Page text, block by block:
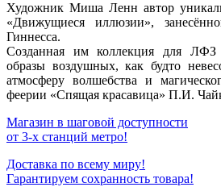
Художник Миша Ленн автор
«Движущиеся иллюзии»,
Гиннесса.
Созданная им коллекция для
образы воздушных, как будто
атмосферу волшебства и
феерии «Спящая красавица» П.И.
Магазин в шаговой доступности
от 3-х станций метро!
Доставка по всему миру!
Гарантируем сохранность товара!